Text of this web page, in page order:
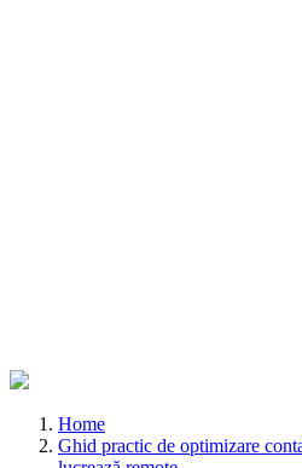
Home
Ghid practic de optimizare